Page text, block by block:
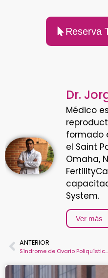
Reserva
Dr.
Médico
formado
el Saint
Omaha,
System.
Ver más
ANTERIOR
Síndrome de Ovario Poliquístico cómo Afecta en la Fertilidad Femenina